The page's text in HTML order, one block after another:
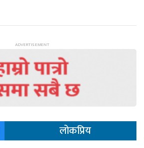
लोकप्रिय